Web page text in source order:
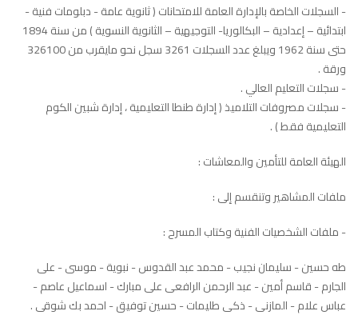
- السجلات الخاصة بالإدارة العامة للامتحانات ( ثانوية عامة - دبلومات فنية -
ابتدائية – إعدادية – البكالوريا- التوجيهية – الثانوية النسوية ) من سنة 1894
حتى سنة 1962 ويبلغ عدد السجلات 3261 سجل نحو مايقرب من 326100
ورقة .
- سجلات التعليم العالي .
- سجلات مصروفات التلاميذ ( إدارة طنطا التعليمية ، إدارة شبين الكوم
التعليمية فقط ) .
الهيئة العامة للتأمين والمعاشات :
ملفات المشاهير وتنقسم إلى :
- ملفات الشخصيات الفنية وكتاب المسرح :
طه حسين - سليمان نجيب - محمد عبد القدوس - نبوية - موسى - على
الجارم - قاسم أمين - عبد الرحمن الرافعى على مبارك - اسماعيل عاصم -
عباس علام - المازنى - ذكى طليمات - حسين توفيق - احمد بك شوقى .